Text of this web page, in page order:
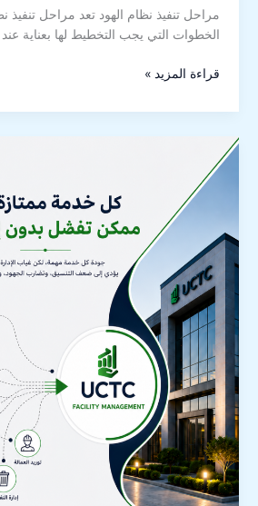
مراحل تنفيذ نظام الهود تعد مراحل تنفيذ
الخطوات التي يجب التخطيط لها بعناية
قراءة المزيد »
المرافق
المتكاملة1